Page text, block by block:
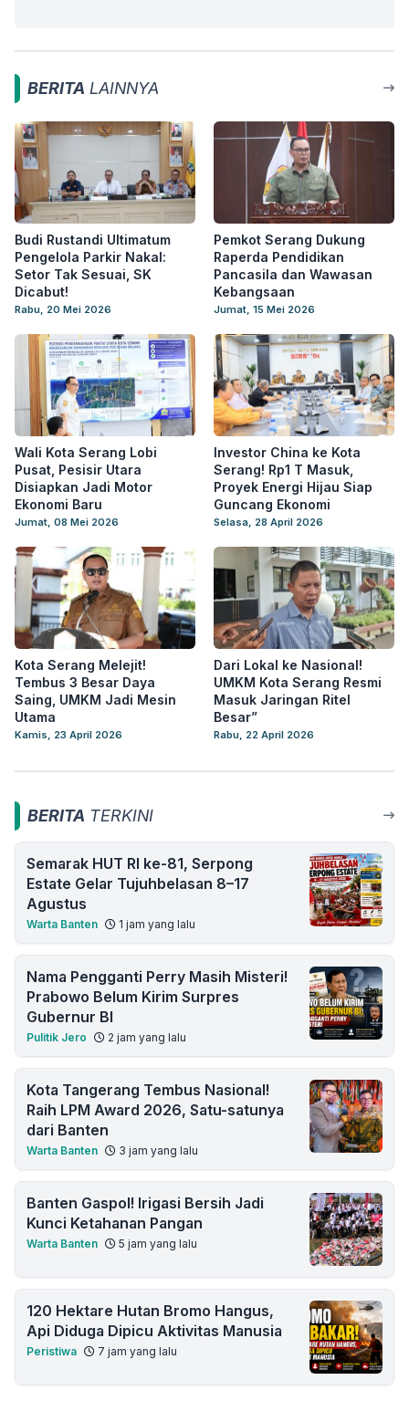
BERITA LAINNYA
Budi Rustandi Ultimatum
Pengelola Parkir Nakal:
Setor Tak Sesuai, SK
Dicabut!
Rabu, 20 Mei 2026
Pemkot Serang Dukung
Raperda Pendidikan
Pancasila dan Wawasan
Kebangsaan
Jumat, 15 Mei 2026
Wali Kota Serang Lobi
Pusat, Pesisir Utara
Disiapkan Jadi Motor
Ekonomi Baru
Jumat, 08 Mei 2026
Investor China ke Kota
Serang! Rp1 T Masuk,
Proyek Energi Hijau Siap
Guncang Ekonomi
Selasa, 28 April 2026
Kota Serang Melejit!
Tembus 3 Besar Daya
Saing, UMKM Jadi Mesin
Utama
Kamis, 23 April 2026
Dari Lokal ke Nasional!
UMKM Kota Serang Resmi
Masuk Jaringan Ritel
Besar”
Rabu, 22 April 2026
BERITA TERKINI
Semarak HUT RI ke-81, Serpong
Estate Gelar Tujuhbelasan 8–17
Agustus
Warta Banten 1 jam yang lalu
Nama Pengganti Perry Masih Misteri!
Prabowo Belum Kirim Surpres
Gubernur BI
Pulitik Jero 2 jam yang lalu
Kota Tangerang Tembus Nasional!
Raih LPM Award 2026, Satu-satunya
dari Banten
Warta Banten 3 jam yang lalu
Banten Gaspol! Irigasi Bersih Jadi
Kunci Ketahanan Pangan
Warta Banten 5 jam yang lalu
120 Hektare Hutan Bromo Hangus,
Api Diduga Dipicu Aktivitas Manusia
Peristiwa 7 jam yang lalu